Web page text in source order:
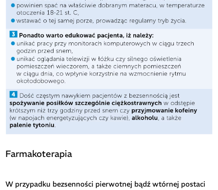
Farmakoterapia
W przypadku bezsenności pierwotnej bądź wtórnej postaci